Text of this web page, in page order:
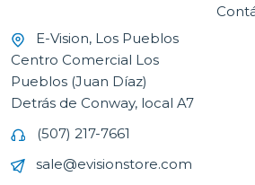
E-Vision, Los Pueblos
Centro Comercial Los
Pueblos (Juan Díaz)
Detrás de Conway, local A7
(507) 217-7661
sale@evisionstore.com